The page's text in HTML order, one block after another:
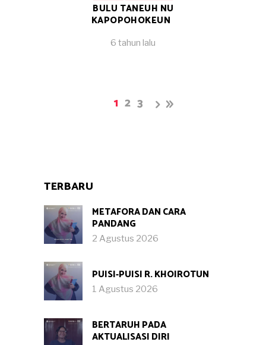
BULU TANEUH NU
KAPOPOHOKEUN
6 tahun lalu
1 2 3
TERBARU
METAFORA DAN CARA
PANDANG
2 Agustus 2026
PUISI-PUISI R. KHOIROTUN
1 Agustus 2026
BERTARUH PADA
AKTUALISASI DIRI